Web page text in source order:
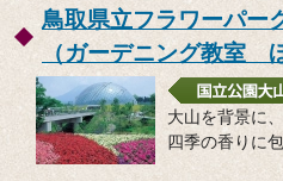
鳥取県立フラワーパ
（ガーデニング教室
大山を背景に
四季の香りに